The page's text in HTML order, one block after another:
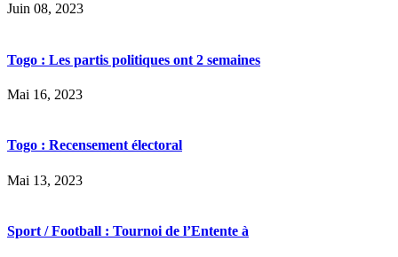
Juin 08, 2023
Togo : Les partis politiques ont 2 semaines
Mai 16, 2023
Togo : Recensement électoral
Mai 13, 2023
Sport / Football : Tournoi de l’Entente à